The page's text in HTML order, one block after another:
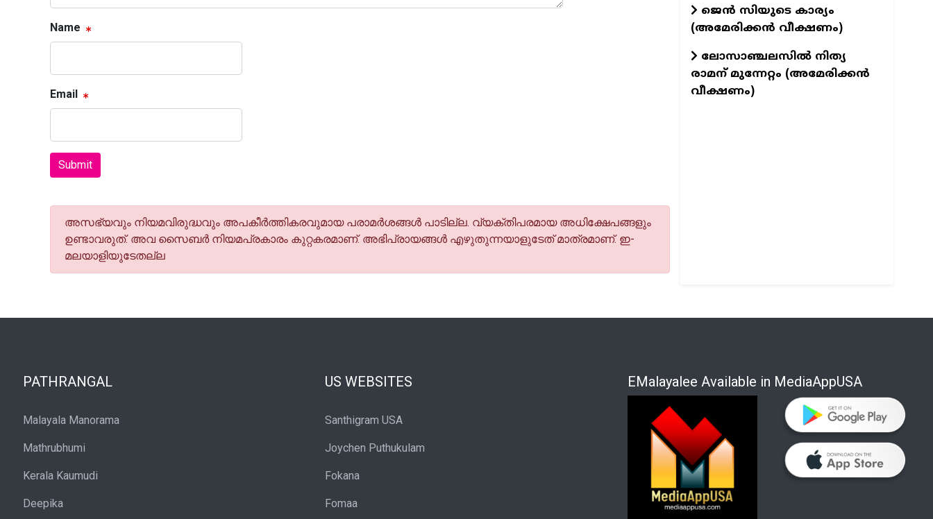
Name
Email
Submit
അസഭ്യവും നിയമവിരുദ്ധവും അപകീര്‍ത്തികരവുമായ പരാമര്‍ശങ്ങള്‍ പാടില്ല. വ്യക്തിപരമായ അധിക്ഷേപങ്ങളും
ഉണ്ടാവരുത്. അവ സൈബര്‍ നിയമപ്രകാരം കുറ്റകരമാണ്. അഭിപ്രായങ്ങള്‍ എഴുതുന്നയാളുടേത് മാത്രമാണ്. ഇ-
മലയാളിയുടേതല്ല
ജെൻ സിയുടെ കാര്യം
(അമേരിക്കൻ വീക്ഷണം)
ലോസാഞ്ചലസിൽ നിത്യ
രാമന് മുന്നേറ്റം (അമേരിക്കൻ
വീക്ഷണം)
PATHRANGAL
Malayala Manorama
Mathrubhumi
Kerala Kaumudi
Deepika
US WEBSITES
Santhigram USA
Joychen Puthukulam
Fokana
Fomaa
EMalayalee Available in MediaAppUSA